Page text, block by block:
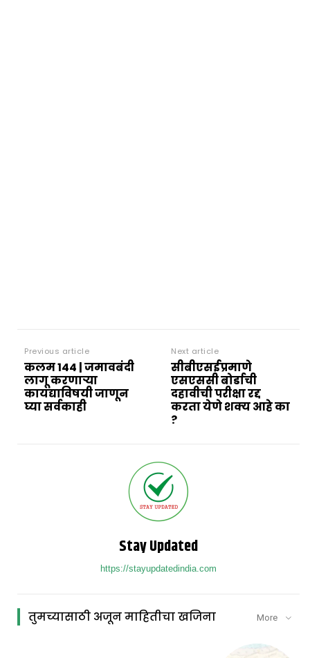
Previous article
कलम 144 | जमावबंदी
लागू करणाऱ्या
कायद्याविषयी जाणून
घ्या सर्वकाही
Next article
सीबीएसईप्रमाणे
एसएससी बोर्डाची
दहावीची परीक्षा रद्द
करता येणे शक्य आहे का
?
Stay Updated
https://stayupdatedindia.com
तुमच्यासाठी अजून माहितीचा खजिना More